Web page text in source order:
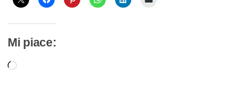
Mi piace:
Caricamento